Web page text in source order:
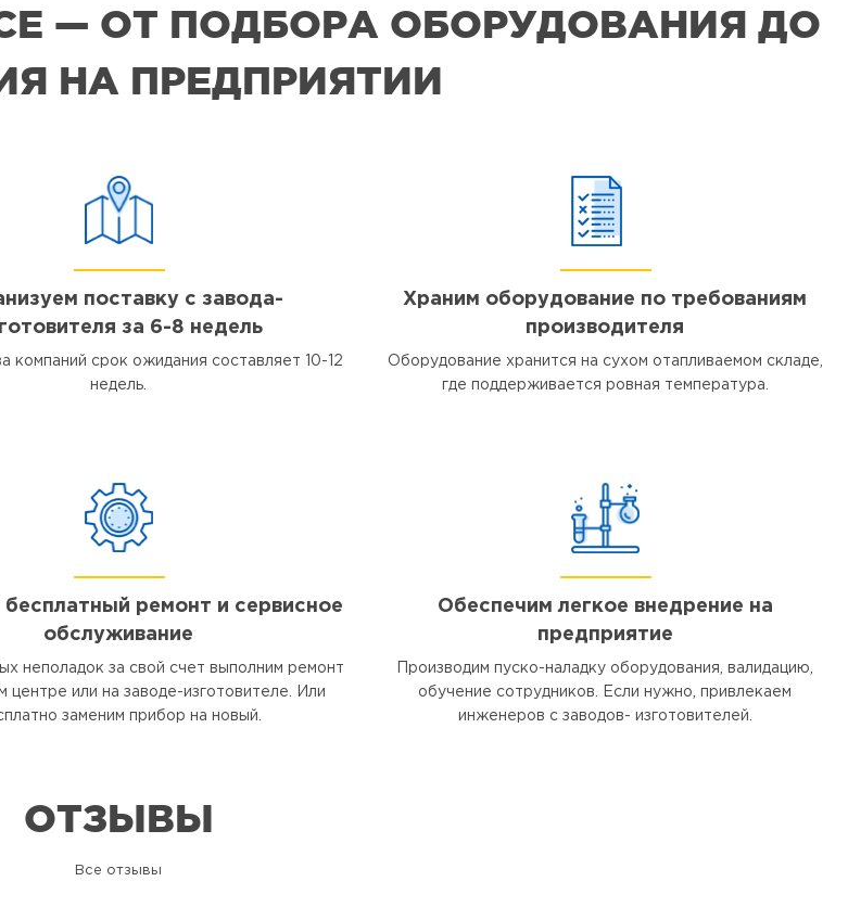
— ОТ ПОДБОРА ОБОРУДОВАНИЯ ДО
НА ПРЕДПРИЯТИИ
поставку с завода-
за 6-8 недель
компаний срок ожидания составляет 10-12
недель.
Храним оборудование по требованиям
производителя
Оборудование хранится на сухом отапливаемом складе,
где поддерживается ровная температура.
ремонт и сервисное
обслуживание
неполадок за свой счет выполним ремонт
центре или на заводе-изготовителе. Или
заменим прибор на новый.
Обеспечим легкое внедрение на
предприятие
Производим пуско-наладку оборудования, валидацию,
обучение сотрудников. Если нужно, привлекаем
инженеров с заводов- изготовителей.
ОТЗЫВЫ
Все отзывы